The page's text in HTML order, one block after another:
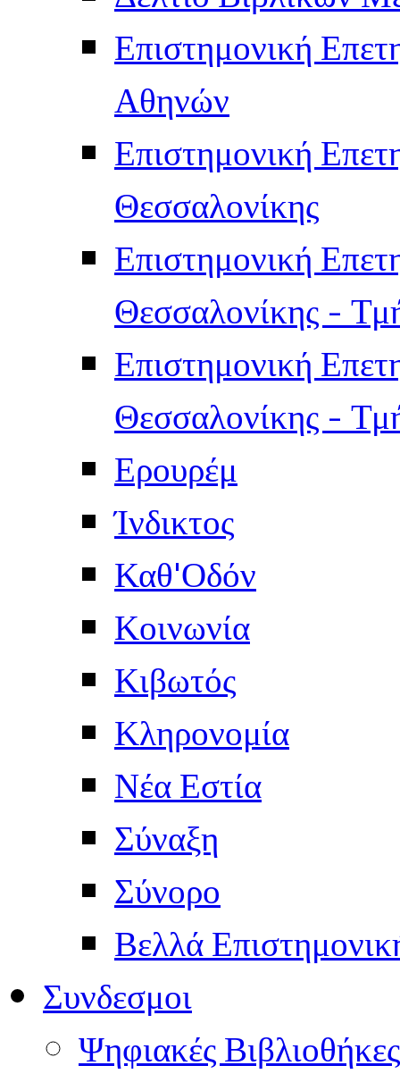
Επιστημονική
Αθηνών
Επιστημονική
Θεσσαλονίκης
Επιστημονική
Θεσσαλονίκης -
Επιστημονική
Θεσσαλονίκης -
Ερουρέμ
Ίνδικτος
Καθ'Οδόν
Κοινωνία
Κιβωτός
Κληρονομία
Νέα Εστία
Σύναξη
Σύνορο
Βελλά
Συνδεσμοι
Ψηφιακές Βιβλιοθήκες